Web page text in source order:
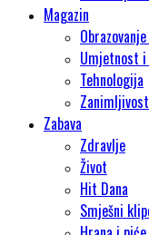
Magazin
Umjetnost
Tehnologija
Zabava
Zdravlje
Život
Hit Dana
Smješni